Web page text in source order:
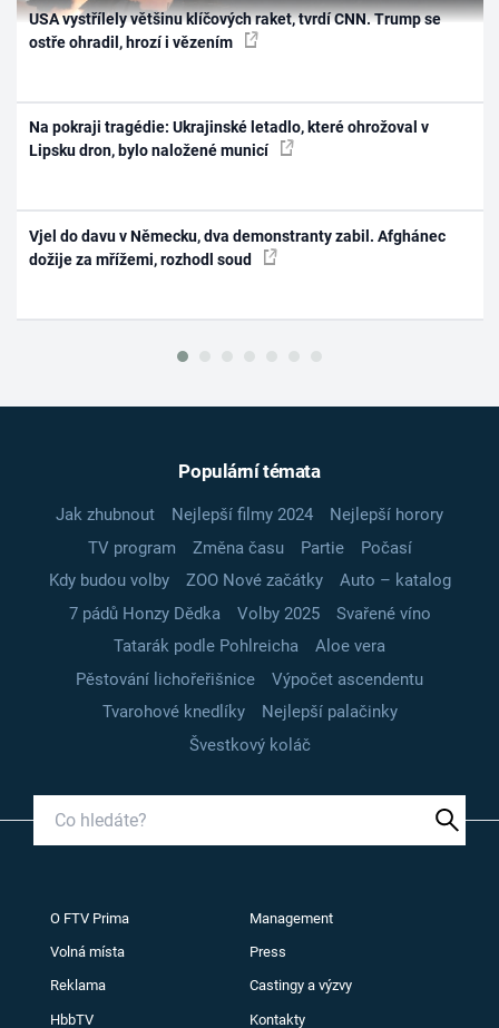
USA vystřílely většinu klíčových raket, tvrdí CNN. Trump se
ostře ohradil, hrozí i vězením
Na pokraji tragédie: Ukrajinské letadlo, které ohrožoval v
Lipsku dron, bylo naložené municí
Vjel do davu v Německu, dva demonstranty zabil. Afghánec
dožije za mřížemi, rozhodl soud
Populární témata
Jak zhubnout Nejlepší filmy 2024
Nejlepší horory
TV program
Změna času Partie
Počasí
Kdy budou volby
ZOO Nové začátky
Auto – katalog
7 pádů Honzy Dědka
Volby 2025
Svařené víno
Tatarák podle Pohlreicha
Aloe vera
Pěstování lichořeřišnice
Výpočet ascendentu
Tvarohové knedlíky
Nejlepší palačinky
Švestkový koláč
O FTV Prima Management
Volná místa Press
Reklama Castingy a výzvy
HbbTV Kontakty